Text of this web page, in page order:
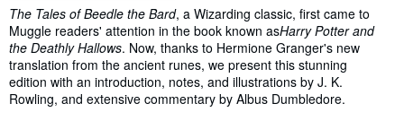
Sinopsis
The Tales of Beedle the Bard, a Wizarding classic, first came to
Muggle readers' attention in the book known asHarry Potter and
the Deathly Hallows. Now, thanks to Hermione Granger's new
translation from the ancient runes, we present this stunning
edition with an introduction, notes, and illustrations by J. K.
Rowling, and extensive commentary by Albus Dumbledore.